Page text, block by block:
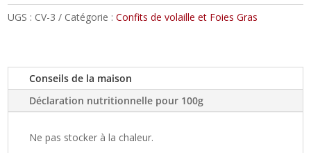
canard
UGS : CV-3 Catégorie :Confits de volaille et Foies Gras
Conseils de la maison
Déclaration nutritionnelle pour 100g
Ne pas stocker à la chaleur.